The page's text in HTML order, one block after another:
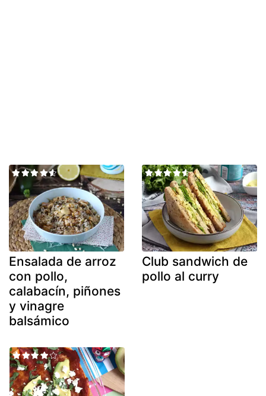
Ensalada de arroz
con pollo,
calabacín, piñones
y vinagre
balsámico
Club sandwich de
pollo al curry